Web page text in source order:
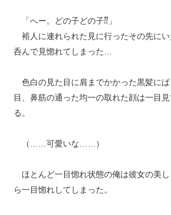
「へー。どの子どの子⁇」
裕人に連れられた見に行ったその先に
呑んで見惚れてしまった…
色白の見た目に肩までかかった黒髪に
目、鼻筋の通った均一の取れた顔は一目
る。
（……可愛いな……）
ほとんど一目惚れ状態の俺は彼女の美
ら一目惚れしてしまった。